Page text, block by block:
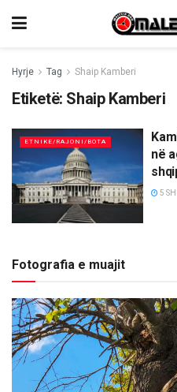
Hyrje Tag Shaip Kamberi
Etiketë: Shaip Kamberi
ETNIKE/RAJONI/BOTA
në
5
Fotografia e muajit